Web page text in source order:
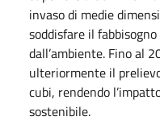
invaso di medie
soddisfare il
dall’ambiente. Fino al
ulteriormente il
cubi, rendendo
sostenibile.